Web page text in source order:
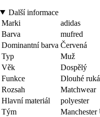
Další informace
Marki
adidas
Barva
mufred
Dominantní barva Červená
Typ
Muž
Věk
Dospělý
Funkce
Dlouhé
Rozsah
Matchwear
Hlavní materiál
polyester
Tým
Manchester